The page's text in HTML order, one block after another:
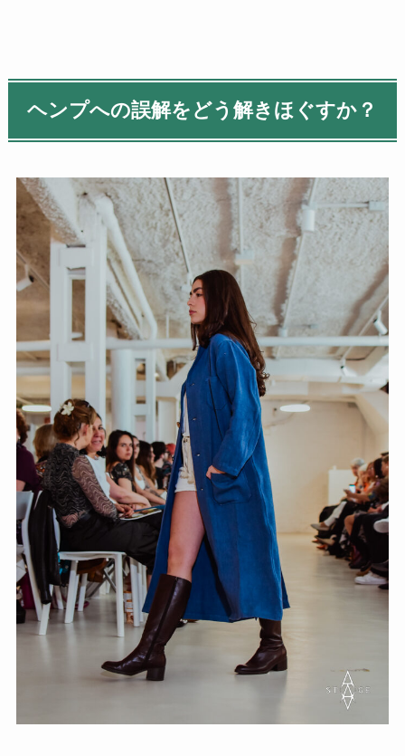
ヘンプへの誤解をどう解きほぐすか？